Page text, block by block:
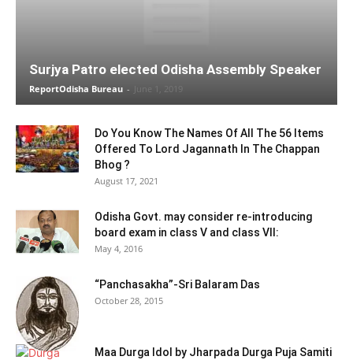
Surjya Patro elected Odisha Assembly Speaker
ReportOdisha Bureau - June 1, 2019
Do You Know The Names Of All The 56 Items
Offered To Lord Jagannath In The Chappan
Bhog ?
August 17, 2021
Odisha Govt. may consider re-introducing
board exam in class V and class VII:
May 4, 2016
“Panchasakha”-Sri Balaram Das
October 28, 2015
Maa Durga Idol by Jharpada Durga Puja Samiti